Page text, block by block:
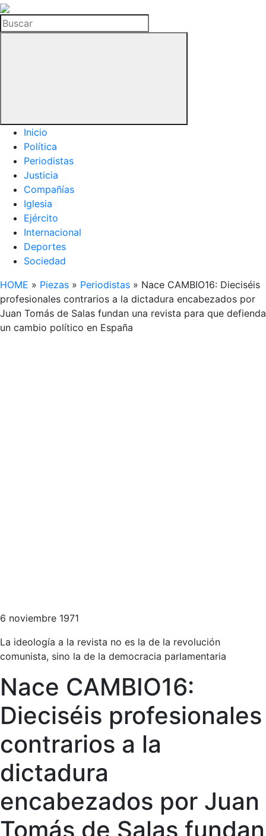
La
Hemeroteca
del
Buscar
Inicio
Política
Periodistas
Justicia
Compañías
Iglesia
Ejército
Internacional
Deportes
Sociedad
HOME » Piezas » Periodistas » Nace CAMBIO16: Dieciséis
profesionales contrarios a la dictadura encabezados por
Juan Tomás de Salas fundan una revista para que defienda
un cambio político en España
6 noviembre 1971
La ideología a la revista no es la de la revolución
comunista, sino la de la democracia parlamentaria
Nace CAMBIO16:
Dieciséis profesionales
contrarios a la
dictadura
encabezados por Juan
Tomás de Salas fundan